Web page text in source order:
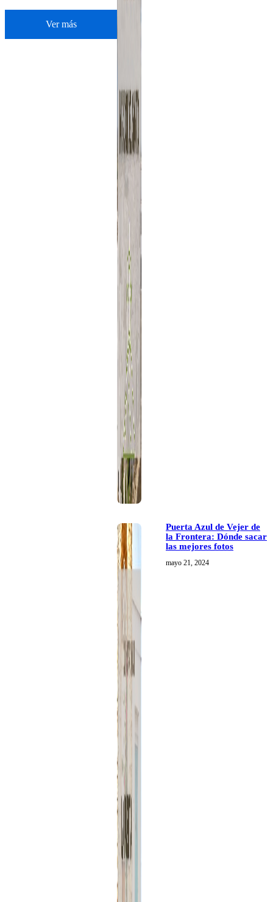
Ver más
Puerta Azul de Vejer de
la Frontera: Dónde sacar
las mejores fotos
mayo 21, 2024